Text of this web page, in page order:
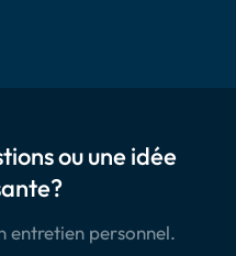
ou une idée
entretien personnel.